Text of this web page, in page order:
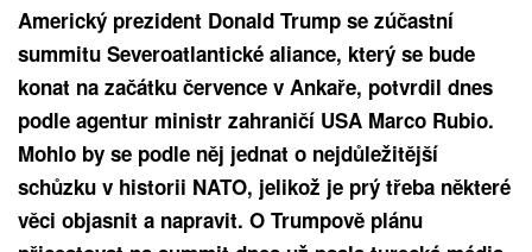
Americký prezident Donald Trump se zúčastní
summitu Severoatlantické aliance, který se bude
konat na začátku července v Ankaře, potvrdil dnes
podle agentur ministr zahraničí USA Marco Rubio.
Mohlo by se podle něj jednat o nejdůležitější
schůzku v historii NATO, jelikož je prý třeba některé
věci objasnit a napravit. O Trumpově plánu